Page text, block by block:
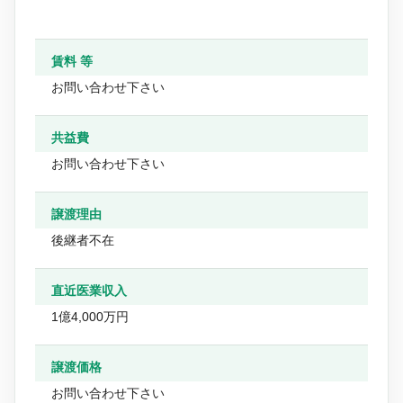
賃料 等
お問い合わせ下さい
共益費
お問い合わせ下さい
譲渡理由
後継者不在
直近医業収入
1億4,000万円
譲渡価格
お問い合わせ下さい